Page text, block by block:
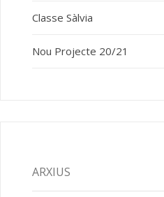
Classe Sàlvia
Nou Projecte 20/21
ARXIUS